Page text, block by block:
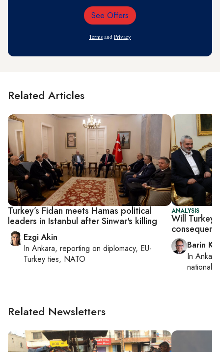
Email
See Offers
Terms and Privacy
Related Articles
Turkey’s Fidan meets Hamas political
leaders in Istanbul after Sinwar's killing
Ezgi Akin
In Ankara, reporting on diplomacy, EU-
Turkey ties, NATO
ANALYSIS
Will Turkey
Barin
In Ankara
national
Related Newsletters